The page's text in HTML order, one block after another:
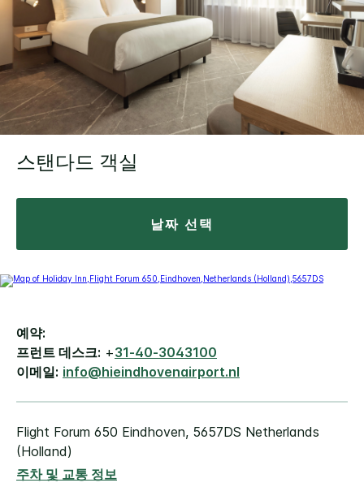
스탠다드 객실
날짜 선택
예약:
프런트 데스크: +31-40-3043100
이메일: info@hieindhovenairport.nl
Flight Forum 650 Eindhoven, 5657DS Netherlands
(Holland)
주차 및 교통 정보